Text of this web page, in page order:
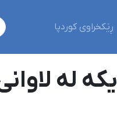
ڕێکخراوی کوردپا
لە